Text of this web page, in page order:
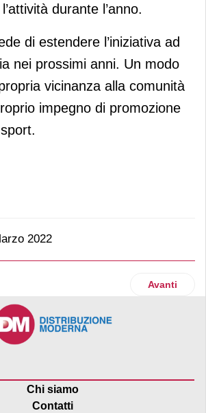
durante l’anno.
di estendere l’iniziativa ad
nei prossimi anni. Un modo
vicinanza alla comunità
impegno di promozione
2022
Conad riapre ad Albissola Marina (Sv)
Articolo
Avanti
Chi siamo
Contatti